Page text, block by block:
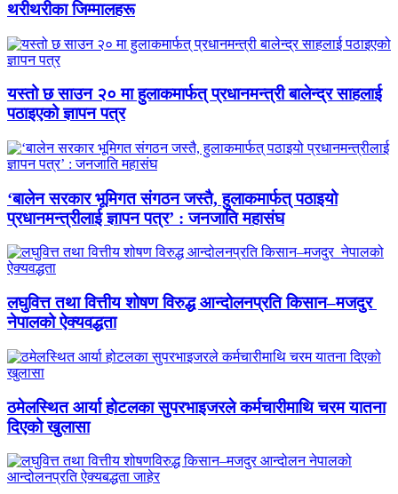
थरीथरीका जिम्मालहरू
यस्तो छ साउन २० मा हुलाकमार्फत् प्रधानमन्त्री बालेन्द्र साहलाई
पठाइएको ज्ञापन पत्र
‘बालेन सरकार भूमिगत संगठन जस्तै, हुलाकमार्फत् पठाइयो
प्रधानमन्त्रीलाई ज्ञापन पत्र’ : जनजाति महासंघ
लघुवित्त तथा वित्तीय शोषण विरुद्ध आन्दोलनप्रति किसान–मजदुर
नेपालको ऐक्यवद्धता
ठमेलस्थित आर्या होटलका सुपरभाइजरले कर्मचारीमाथि चरम यातना
दिएको खुलासा